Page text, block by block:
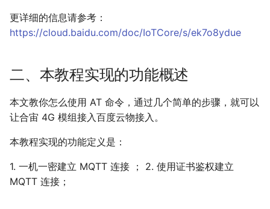
更详细的信息请参考：
https://cloud.baidu.com/doc/IoTCore/s/ek7o8ydue
二、本教程实现的功能概述
本文教你怎么使用 AT 命令，通过几个简单的步骤，就可以
让合宙 4G 模组接入百度云物接入。
本教程实现的功能定义是：
1. 一机一密建立 MQTT 连接 ； 2. 使用证书鉴权建立
MQTT 连接；